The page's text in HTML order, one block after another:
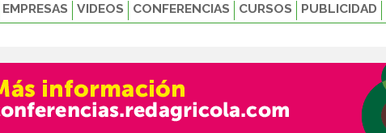
EMPRESAS VIDEOS CONFERENCIAS CURSOS PUBLICIDAD